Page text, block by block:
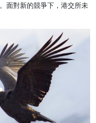
面對新的競爭下，港交所未